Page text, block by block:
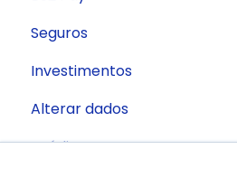
Seguros
Investimentos
Conta Remunerada
Alterar dados
Crédito